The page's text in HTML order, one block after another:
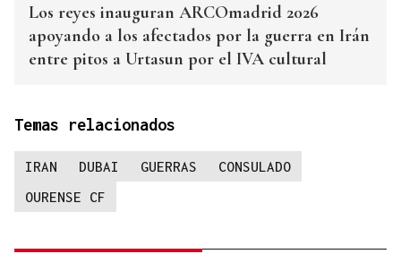
Los reyes inauguran ARCOmadrid 2026
apoyando a los afectados por la guerra en Irán
entre pitos a Urtasun por el IVA cultural
Temas relacionados
IRAN DUBAI GUERRAS
CONSULADO
OURENSE CF